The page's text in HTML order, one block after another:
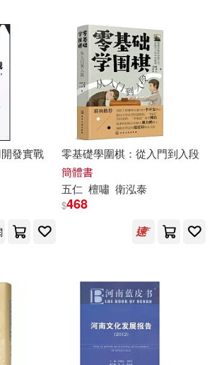
）(15)
基(15)
王國衛(15)
衛紹生(15)
郁賢皓(15)
指導用書專家編寫組
有限責任公司(94)
venus(93)
公司(93)
出版社(92)
出版社(89)
發實戰
零基礎學圍棋：從入門到入段
簡體書
五仁 檀嘯 衛泓泰
$468